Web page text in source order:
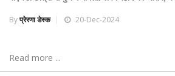
Byप्रेरणा डेस्क 20-Dec-2024
Read more ...